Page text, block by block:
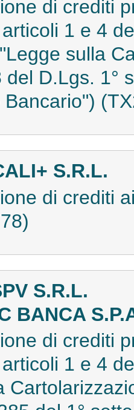
di crediti
1 e 4
sulla
del D.Lgs. 1°
Bancario")
S.R.L.
di crediti
S.R.L.
BANCA
di crediti
1 e 4